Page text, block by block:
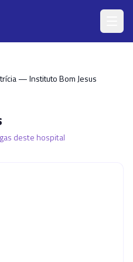
— Instituto Bom Jesus
deste hospital